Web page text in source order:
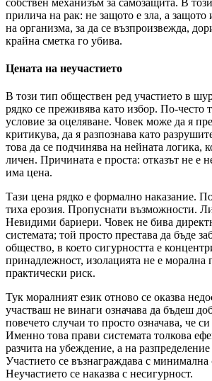
прилича на рак: не защото е зла, а защото
на организма, за да се възпроизвежда,
крайна сметка го убива.
Цената на неучастието
В този тип обществен ред участието в
рядко се преживява като избор. По-често
условие за оцеляване. Човек може да я
критикува, да я разпознава като
това да се подчинява на нейната логика,
личен. Причината е проста: отказът не е
има цена.
Тази цена рядко е формално наказание.
тиха ерозия. Пропуснати възможности.
Невидими бариери. Човек не бива
системата; той просто престава да бъде
общество, в което сигурността е
принадлежност, изолацията не е морална
практически риск.
Тук моралният език отново се оказва
участваш не винаги означава да бъдеш
повечето случаи то просто означава, че си
Именно това прави системата толкова
разчита на убеждение, а на
Участието се възнаграждава с минимална
Неучастието се наказва с несигурност.